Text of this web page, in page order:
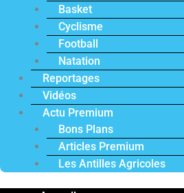
Basket
Cyclisme
Football
Natation
Reportages
Vidéos
Actu Premium
Bons Plans
Articles Premium
Les Antilles Agricoles